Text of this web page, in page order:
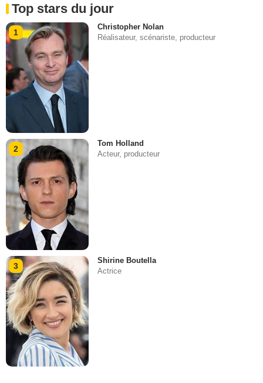
Top stars du jour
1
Christopher Nolan
Réalisateur, scénariste, producteur
2
Tom Holland
Acteur, producteur
3
Shirine Boutella
Actrice